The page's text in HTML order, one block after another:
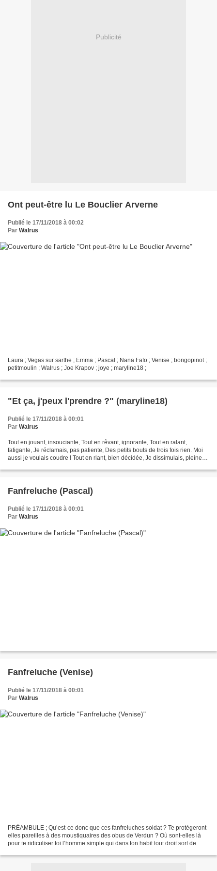
Publicité
Ont peut-être lu Le Bouclier Arverne
Publié le 17/11/2018 à 00:02
Par Walrus
Laura ; Vegas sur sarthe ; Emma ; Pascal ; Nana Fafo ; Venise ; bongopinot ;
petitmoulin ; Walrus ; Joe Krapov ; joye ; maryline18 ;
"Et ça, j'peux l'prendre ?" (maryline18)
Publié le 17/11/2018 à 00:01
Par Walrus
Tout en jouant, insouciante, Tout en rêvant, ignorante, Tout en ralant,
fatigante, Je réclamais, pas patiente, Des petits bouts de trois fois rien. Moi
aussi je voulais coudre ! Tout en riant, bien décidée, Je dissimulais, pleine
Fanfreluche (Pascal)
Publié le 17/11/2018 à 00:01
Par Walrus
Fanfreluche (Venise)
Publié le 17/11/2018 à 00:01
Par Walrus
PRÉAMBULE ; Qu’est-ce donc que ces fanfreluches soldat ? Te protègeront-
elles pareilles à des moustiquaires des obus de Verdun ? Où sont-elles là
pour te ridiculiser toi l’homme simple qui dans ton habit tout droit sort de